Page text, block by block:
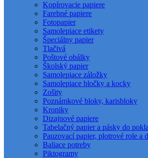
Kopírovacie papiere
Farebné papiere
Fotopapier
Samolepiace etikety
Špeciálny papier
Tlačivá
Poštové obálky
Školský papier
Samolepiace záložky
Samolepiace bločky a kocky
Zošity
Poznámkové bloky, karisbloky
Kroniky
Dizajnové papiere
Tabelačný papier a pásky do
Pauzovací papier, plotrové role a
Baliace potreby
Piktogramy